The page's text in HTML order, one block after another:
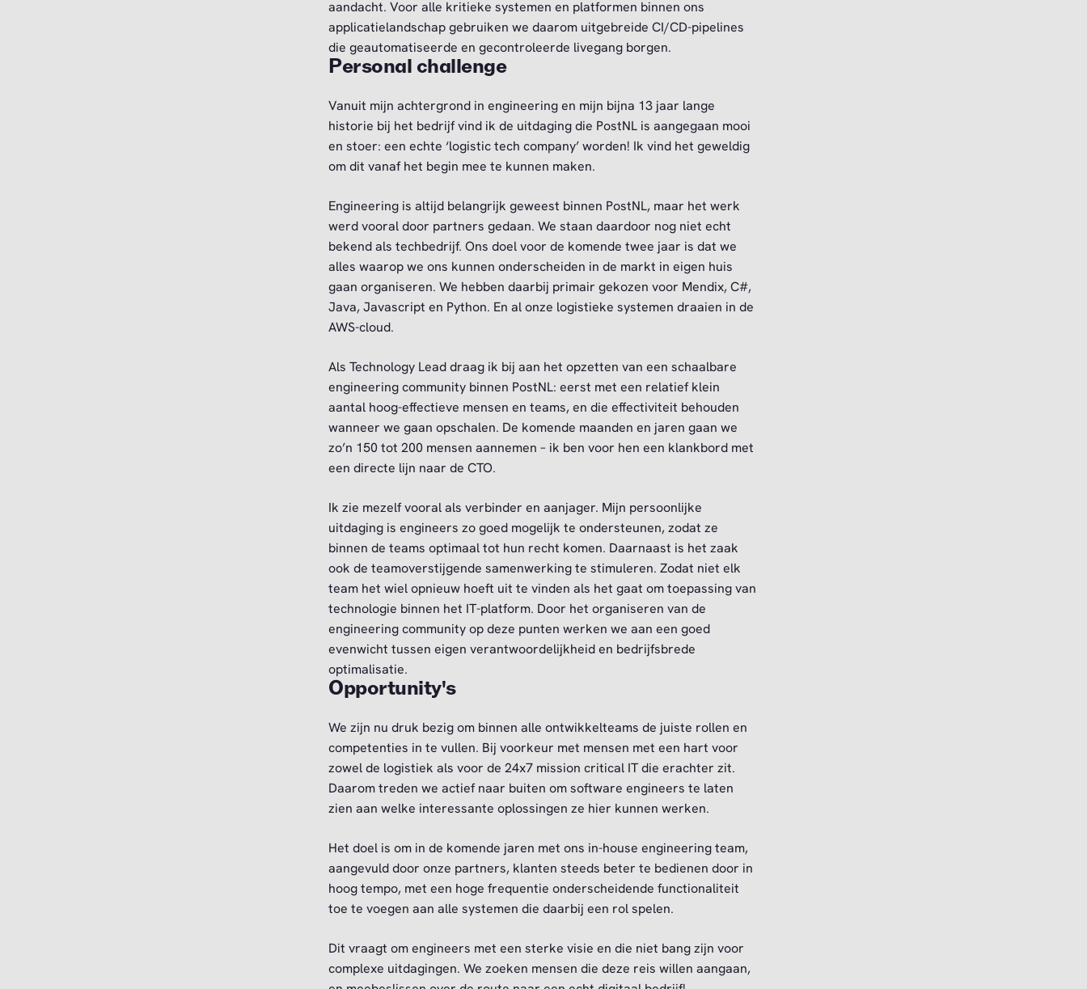
aandacht. Voor alle kritieke systemen en platformen binnen ons
applicatielandschap gebruiken we daarom uitgebreide CI/CD-pipelines
die geautomatiseerde en gecontroleerde livegang borgen.
Personal challenge
Vanuit mijn achtergrond in engineering en mijn bijna 13 jaar lange
historie bij het bedrijf vind ik de uitdaging die PostNL is aangegaan mooi
en stoer: een echte ‘logistic tech company’ worden! Ik vind het geweldig
om dit vanaf het begin mee te kunnen maken.
Engineering is altijd belangrijk geweest binnen PostNL, maar het werk
werd vooral door partners gedaan. We staan daardoor nog niet echt
bekend als techbedrijf. Ons doel voor de komende twee jaar is dat we
alles waarop we ons kunnen onderscheiden in de markt in eigen huis
gaan organiseren. We hebben daarbij primair gekozen voor Mendix, C#,
Java, Javascript en Python. En al onze logistieke systemen draaien in de
AWS-cloud.
Als Technology Lead draag ik bij aan het opzetten van een schaalbare
engineering community binnen PostNL: eerst met een relatief klein
aantal hoog-effectieve mensen en teams, en die effectiviteit behouden
wanneer we gaan opschalen. De komende maanden en jaren gaan we
zo’n 150 tot 200 mensen aannemen – ik ben voor hen een klankbord met
een directe lijn naar de CTO.
Ik zie mezelf vooral als verbinder en aanjager. Mijn persoonlijke
uitdaging is engineers zo goed mogelijk te ondersteunen, zodat ze
binnen de teams optimaal tot hun recht komen. Daarnaast is het zaak
ook de teamoverstijgende samenwerking te stimuleren. Zodat niet elk
team het wiel opnieuw hoeft uit te vinden als het gaat om toepassing van
technologie binnen het IT-platform. Door het organiseren van de
engineering community op deze punten werken we aan een goed
evenwicht tussen eigen verantwoordelijkheid en bedrijfsbrede
optimalisatie.
Opportunity's
We zijn nu druk bezig om binnen alle ontwikkelteams de juiste rollen en
competenties in te vullen. Bij voorkeur met mensen met een hart voor
zowel de logistiek als voor de 24x7 mission critical IT die erachter zit.
Daarom treden we actief naar buiten om software engineers te laten
zien aan welke interessante oplossingen ze hier kunnen werken.
Het doel is om in de komende jaren met ons in-house engineering team,
aangevuld door onze partners, klanten steeds beter te bedienen door in
hoog tempo, met een hoge frequentie onderscheidende functionaliteit
toe te voegen aan alle systemen die daarbij een rol spelen.
Dit vraagt om engineers met een sterke visie en die niet bang zijn voor
complexe uitdagingen. We zoeken mensen die deze reis willen aangaan,